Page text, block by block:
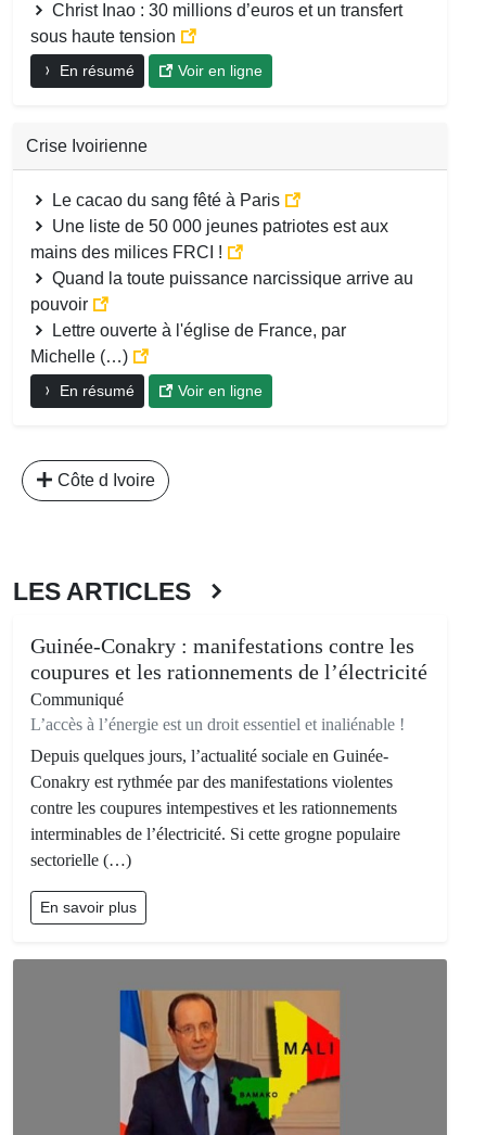
Christ Inao : 30 millions d’euros et un transfert
sous haute tension
En résumé Voir en ligne
Crise Ivoirienne
Le cacao du sang fêté à Paris
Une liste de 50 000 jeunes patriotes est aux
mains des milices FRCI !
Quand la toute puissance narcissique arrive au
pouvoir
Lettre ouverte à l'église de France, par
Michelle (…)
En résumé Voir en ligne
Côte d Ivoire
LES ARTICLES
Guinée-Conakry : manifestations contre les
coupures et les rationnements de l’électricité
Communiqué
L’accès à l’énergie est un droit essentiel et inaliénable !
Depuis quelques jours, l’actualité sociale en Guinée-
Conakry est rythmée par des manifestations violentes
contre les coupures intempestives et les rationnements
interminables de l’électricité. Si cette grogne populaire
sectorielle (…)
En savoir plus